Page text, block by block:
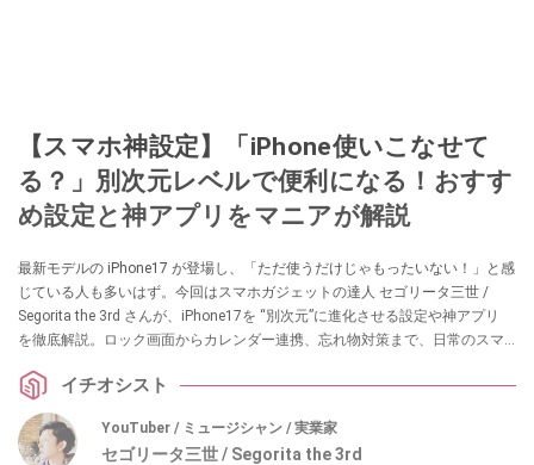
【スマホ神設定】「iPhone使いこなせて
る？」別次元レベルで便利になる！おすす
め設定と神アプリをマニアが解説
最新モデルの iPhone17 が登場し、「ただ使うだけじゃもったいない！」と感
じている人も多いはず。今回はスマホガジェットの達人 セゴリータ三世 /
Segorita the 3rd さんが、iPhone17を “別次元”に進化させる設定や神アプリ
を徹底解説。ロック画面からカレンダー連携、忘れ物対策まで、日常のスマ
の古参ユーザーも「あ、これ知らなかった！」と驚く内容満載です。
イチオシスト
YouTuber / ミュージシャン / 実業家
セゴリータ三世 / Segorita the 3rd